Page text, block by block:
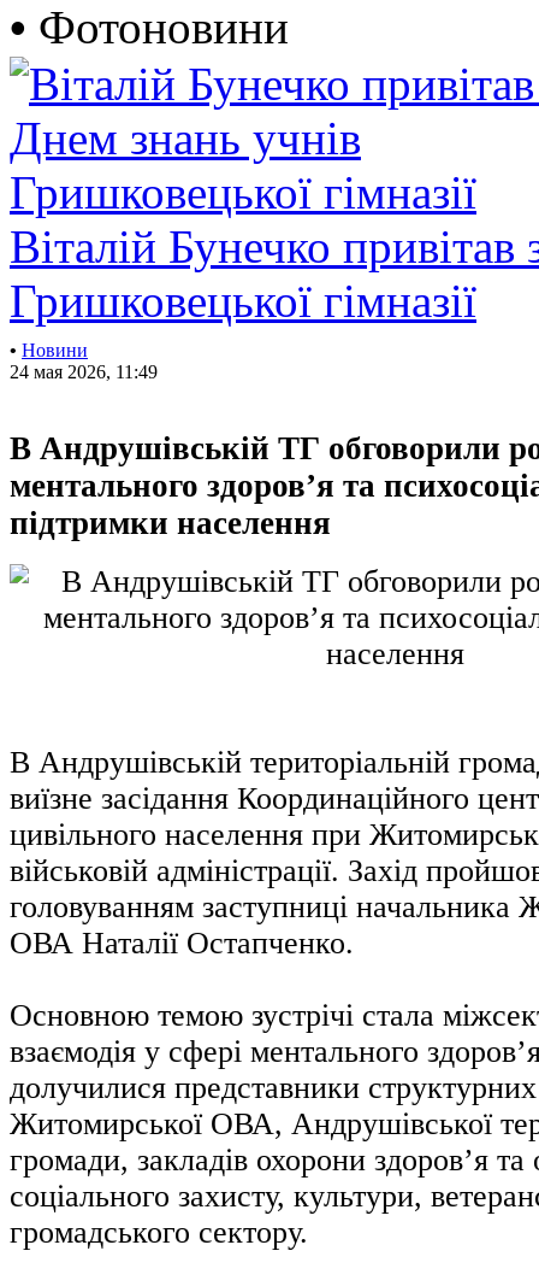
• Фотоновини
Віталій Бунечко
Гришковецької гімназії
• Новини
24 мая 2026, 11:49
В Андрушівській ТГ обговорили
ментального здоров’я та
підтримки населення
В Андрушівській територіальній
виїзне засідання Координаційного
цивільного населення при
військовій адміністрації. Захід
головуванням заступниці начальника
ОВА Наталії Остапченко.
Основною темою зустрічі стала
взаємодія у сфері ментального
долучилися представники структурних
Житомирської ОВА, Андрушівської
громади, закладів охорони здоров’я та
соціального захисту, культури,
громадського сектору.